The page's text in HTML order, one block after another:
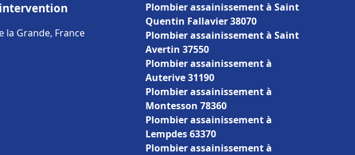
la Grande, France
Plombier assainissement à Saint
Quentin Fallavier 38070
Plombier assainissement à Saint
Avertin 37550
Plombier assainissement à
Auterive 31190
Plombier assainissement à
Montesson 78360
Plombier assainissement à
Lempdes 63370
Plombier assainissement à